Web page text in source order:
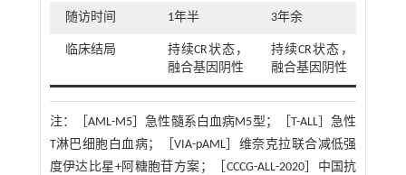
随访时间 1年半 3年余
临床结局
持续CR状态，
融合基因阴性
持续CR状态，
融合基因阴性
注：
［AML-M5］急性髓系白血病M5型；［T-ALL］急性
T淋巴细胞白血病；［VIA-pAML］维奈克拉联合减低强
度伊达比星+阿糖胞苷方案；［CCCG-ALL-2020］中国抗